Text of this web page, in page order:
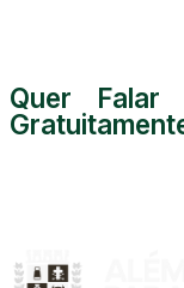
Quer Falar